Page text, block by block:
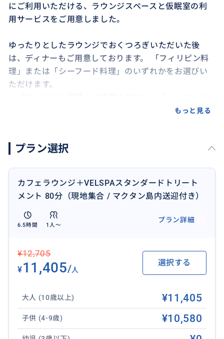
にご利用いただける、ラウンジスペースと仮眠室の利
用サービスをご用意しました。
ゆったりとしたラウンジでおくつろぎいただいた後
は、ディナーもご用意しております。 「フィリピン料
理」または「シーフード料理」のいずれかをお選びい
ただけます。
料理」に変更はオプションで別途お申し込みが必要と
出発時間になりましたら、専用車で空港まで安全にお
＜利用特典＞
・VELSPA マッサージ
・待ち合いラウンジ利用
・無料シャワー利用可
・無料Wi-Fi完備
・お荷物のお預かりサービス
・空港までの送迎付き（22:30出発／23:00頃 空港到着
予定）
※送迎の出発時刻は固定
もっと見る
プラン選択
カフェラウンジ＋VELSPAスタンダードトリート
メント 80分（現地集合 / マクタン島内送迎付き）
6.5時間 1人〜
プラン詳細
¥12,705
¥11,405/人
選択する
大人 (10歳以上) ¥11,405
子供 (4-9歳) ¥10,580